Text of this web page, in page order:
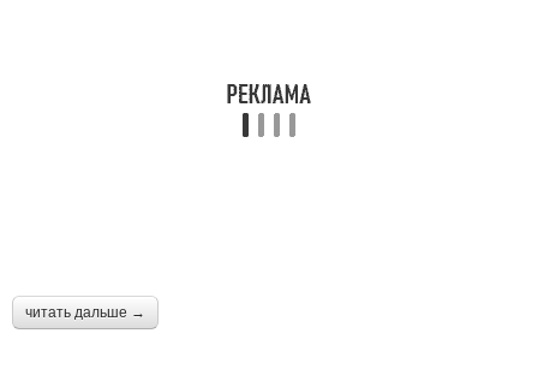
читать дальше →